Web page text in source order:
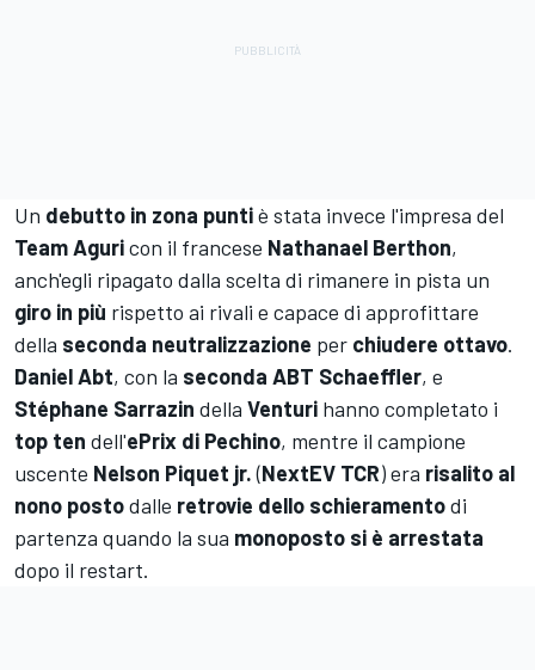
Un debutto in zona puntiè stata invece l'impresa del
Team Aguricon il francese Nathanael Berthon,
anch'egli ripagato dalla scelta di rimanere in pista un
giro in più rispetto ai rivali e capace di approfittare
della seconda neutralizzazione per chiudere ottavo.
Daniel Abt, con la seconda ABT Schaeffler, e
Stéphane Sarrazin della Venturi hanno completato i
top ten dell'ePrix di Pechino, mentre il campione
uscente Nelson Piquet jr.(NextEV TCR) era risalito al
nono postodalle retrovie dello schieramentodi
partenza quando la sua monoposto si è arrestata
dopo il restart.